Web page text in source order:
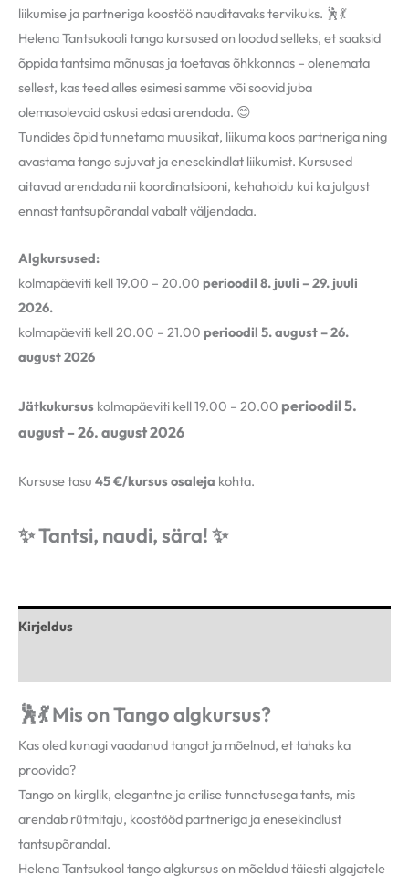
liikumise ja partneriga koostöö nauditavaks tervikuks. 🕺💃
Helena Tantsukoolitango kursused on loodud selleks, et saaksid
õppida tantsima mõnusas ja toetavas õhkkonnas – olenemata
sellest, kas teed alles esimesi samme või soovid juba
olemasolevaid oskusi edasi arendada. 😊
Tundides õpid tunnetama muusikat, liikuma koos partneriga ning
avastama tango sujuvat ja enesekindlat liikumist. Kursused
aitavad arendada nii koordinatsiooni, kehahoidu kui ka julgust
ennast tantsupõrandal vabalt väljendada.
Algkursused:
kolmapäeviti kell 19.00 – 20.00 perioodil 8. juuli – 29. juuli
2026.
kolmapäeviti kell 20.00 – 21.00 perioodil 5. august – 26.
august 2026
Jätkukursus kolmapäeviti kell 19.00 – 20.00 perioodil 5.
august – 26. august 2026
Kursuse tasu 45 €/kursus osaleja kohta.
✨ Tantsi, naudi, sära! ✨
Kirjeldus
🕺💃 Mis on Tango algkursus?
Kas oled kunagi vaadanud tangot ja mõelnud, et tahaks ka
proovida?
Tango on kirglik, elegantne ja erilise tunnetusega tants, mis
arendab rütmitaju, koostööd partneriga ja enesekindlust
tantsupõrandal.
Helena Tantsukooltango algkursus on mõeldud täiesti algajatele